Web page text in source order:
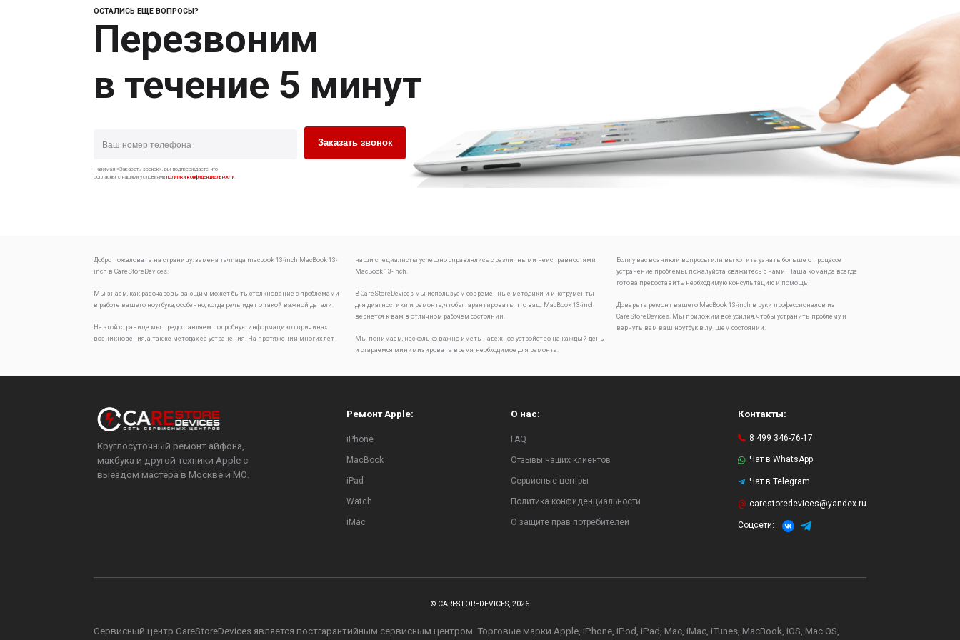
ОСТАЛИСЬ ЕЩЕ ВОПРОСЫ?
Перезвоним
в течение 5 минут
Заказать звонок
Нажимая «Заказать звонок», вы подтверждаете, что
согласны с нашими условиямиполитики конфиденциальности
Добро пожаловать на страницу:замена тачпада macbook 13-inch MacBook 13-
inch в CareStoreDevices.
Мы знаем, как разочаровывающим может быть столкновение с проблемами
в работе вашего ноутбука, особенно, когда речь идет о такой важной детали.
На этой странице мы предоставляем подробную информацию о причинах
возникновения, а также методах её устранения. На протяжении многих лет
наши специалисты успешно справлялись с различными неисправностями
MacBook 13-inch.
В CareStoreDevices мы используем современные методики и инструменты
для диагностики и ремонта, чтобы гарантировать, что ваш MacBook 13-inch
вернется к вам в отличном рабочем состоянии.
Мы понимаем, насколько важно иметь надежное устройство на каждый день
и стараемся минимизировать время, необходимое для ремонта.
Если у вас возникли вопросы или вы хотите узнать больше о процессе
устранение проблемы, пожалуйста, свяжитесь с нами. Наша команда всегда
готова предоставить необходимую консультацию и помощь.
Доверьте ремонт вашего MacBook 13-inch в руки профессионалов из
CareStoreDevices. Мы приложим все усилия, чтобы устранить проблему и
вернуть вам ваш ноутбук в лучшем состоянии.
Круглосуточный ремонт айфона,
макбука и другой техники Apple с
выездом мастера в Москве и МО.
Ремонт Apple:
iPhone
MacBook
iPad
Watch
iMac
О нас:
FAQ
Отзывы наших клиентов
Сервисные центры
Политика конфиденциальности
О защите прав потребителей
Контакты:
8 499 346-76-17
Чат в WhatsApp
Чат в Telegram
carestoredevices@yandex.ru
Соцсети:
© CARESTOREDEVICES, 2026
Сервисный центр CareStoreDevices является постгарантийным сервисным центром. Торговые марки Apple, iPhone, iPod, iPad, Mac, iMac, iTunes, MacBook, iOS, Mac OS,